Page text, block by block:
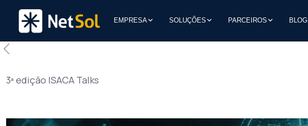
EMPRESA SOLUÇÕES PARCEIROS BLOG
3ª edição ISACA Talks